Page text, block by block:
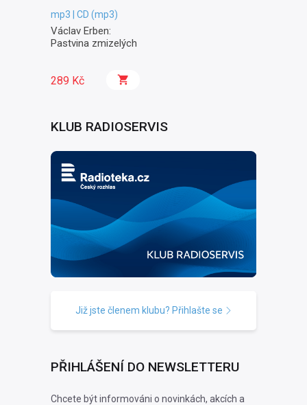
mp3 | CD (mp3)
Václav Erben:
Pastvina zmizelých
289 Kč
KLUB RADIOSERVIS
Již jste členem klubu? Přihlašte se
PŘIHLÁŠENÍ DO NEWSLETTERU
Chcete být informováni o novinkách, akcích a